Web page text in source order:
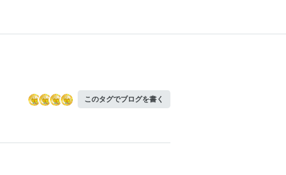
このタグでブログを書く